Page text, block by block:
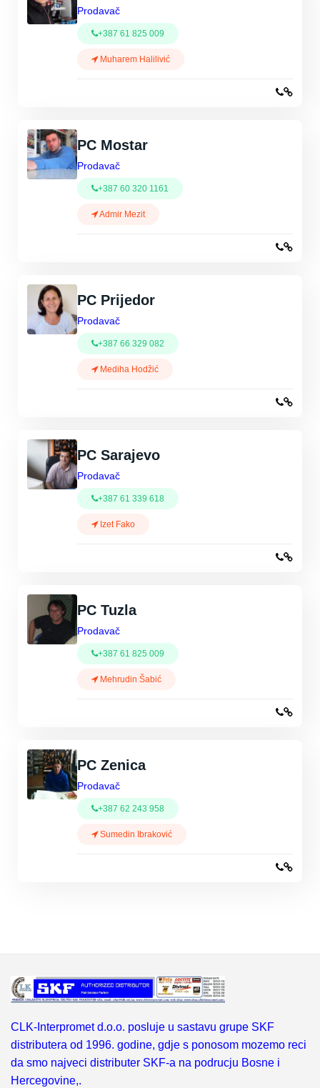
Prodavač
+387 61 825 009
Muharem Halilivić
PC Mostar
Prodavač
+387 60 320 1161
Admir Mezit
PC Prijedor
Prodavač
+387 66 329 082
Mediha Hodžić
PC Sarajevo
Prodavač
+387 61 339 618
Izet Fako
PC Tuzla
Prodavač
+387 61 825 009
Mehrudin Šabić
PC Zenica
Prodavač
+387 62 243 958
Sumedin Ibraković
CLK-Interpromet d.o.o. posluje u sastavu grupe SKF
distributera od 1996. godine, gdje s ponosom mozemo reci
da smo najveci distributer SKF-a na podrucju Bosne i
Hercegovine,.